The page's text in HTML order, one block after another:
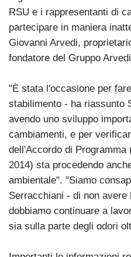
RSU e i rappresentanti di
partecipare in maniera
Giovanni Arvedi,
fondatore del Gruppo
"È stata l'occasione per
stabilimento - ha riassunto
avendo uno sviluppo
cambiamenti, e per
dell'Accordo di Programma
2014) sta procedendo
ambientale". "Siamo
Serracchiani - di non avere
dobbiamo continuare a
sia sulla parte degli odori